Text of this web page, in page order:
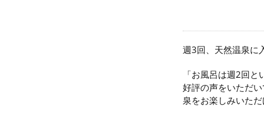
週3回、天然温泉に
「お風呂は週2回
好評の声をいただ
泉をお楽しみいた